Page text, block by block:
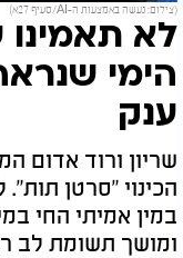
(צילום: נעשה באמצעות ה-AI/סעיף 27א)
לא תאמינו
הימי
ענק
שריון ורוד אדום
הכינוי "סרטן
במין אמיתי החי
ומושך תשומת לב